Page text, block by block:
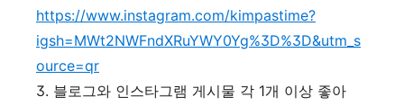
https://www.instagram.com/kimpastime?
igsh=MWt2NWFndXRuYWY0Yg%3D%3D&utm_s
ource=qr
3. 블로그와 인스타그램 게시물 각 1개 이상 좋아